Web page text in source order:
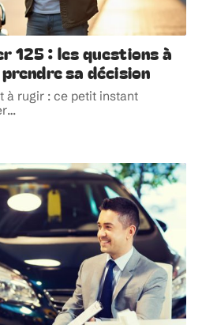
125 : les questions à
sa décision
à rugir : ce petit instant
…